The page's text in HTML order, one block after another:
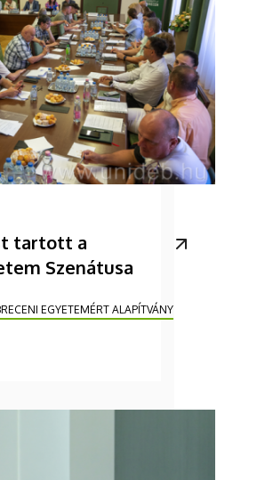
tartott a
Szenátusa
EGYETEMÉRT ALAPÍTVÁNY